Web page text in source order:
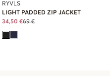
RYVLS
LIGHT PADDED ZIP JACKET
34,50 €69 €